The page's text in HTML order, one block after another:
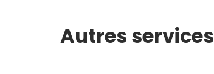
Autres services